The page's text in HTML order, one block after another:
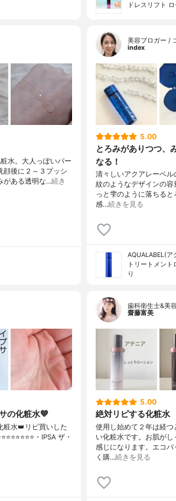
ドレスリフト
水。大人っぽいパー
顔後に２～３プッシ
がある透明な…続き
美容ブロガー /
index
5.00
とろみがありつつ、
なる！
清々しいアクアレーベ
紋のようなデザインの
っと雫のように落ちる
感…続きを見る
AQUALABEL(ア
トリートメン
り
の化粧水💙
粧水👑リピ買いした
・IPSA ザ・
歯科衛生士&美
齋藤富美
5.00
絶対リピする化粧水
使用し始めて２年は経
い化粧水です。お肌が
感じになります。エコ
く購…続きを見る